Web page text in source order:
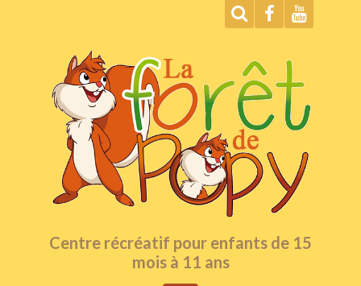
Centre récréatif pour enfants de 15
mois à 11 ans